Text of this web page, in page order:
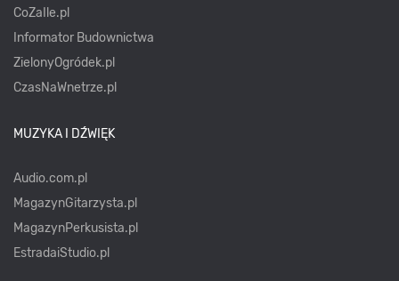
CoZaIle.pl
Informator Budownictwa
ZielonyOgródek.pl
CzasNaWnetrze.pl
MUZYKA I DŹWIĘK
Audio.com.pl
MagazynGitarzysta.pl
MagazynPerkusista.pl
EstradaiStudio.pl